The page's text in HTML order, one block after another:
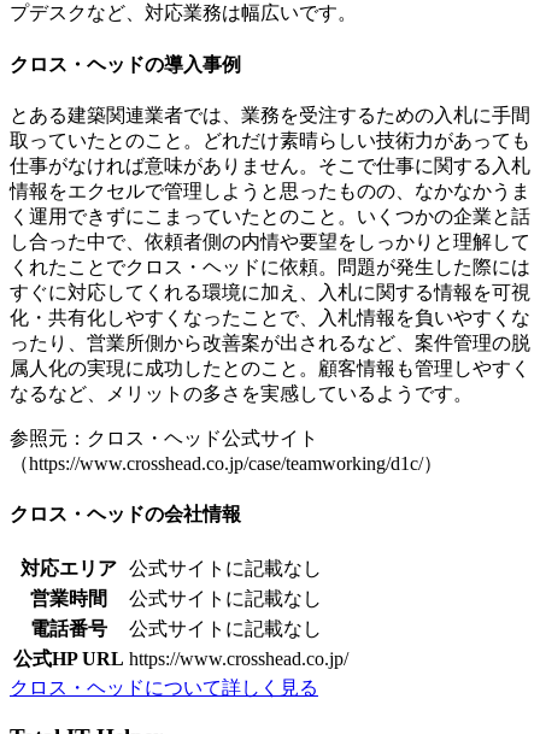
プデスクなど、対応業務は幅広いです。
クロス・ヘッドの導入事例
とある建築関連業者では、業務を受注するための入札に手間
取っていたとのこと。どれだけ素晴らしい技術力があっても
仕事がなければ意味がありません。そこで仕事に関する入札
情報をエクセルで管理しようと思ったものの、なかなかうま
く運用できずにこまっていたとのこと。いくつかの企業と話
し合った中で、依頼者側の内情や要望をしっかりと理解して
くれたことでクロス・ヘッドに依頼。問題が発生した際には
すぐに対応してくれる環境に加え、入札に関する情報を可視
化・共有化しやすくなったことで、入札情報を負いやすくな
ったり、営業所側から改善案が出されるなど、案件管理の脱
属人化の実現に成功したとのこと。顧客情報も管理しやすく
なるなど、メリットの多さを実感しているようです。
参照元：クロス・ヘッド公式サイト
（https://www.crosshead.co.jp/case/teamworking/d1c/）
クロス・ヘッドの会社情報
対応エリア 公式サイトに記載なし
営業時間
公式サイトに記載なし
電話番号
公式サイトに記載なし
公式HP URL https://www.crosshead.co.jp/
クロス・ヘッドについて詳しく見る